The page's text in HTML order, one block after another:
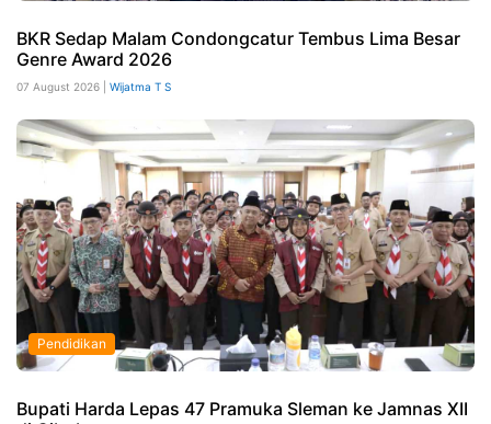
BKR Sedap Malam Condongcatur Tembus Lima Besar
Genre Award 2026
07 August 2026 | Wijatma T S
Pendidikan
Bupati Harda Lepas 47 Pramuka Sleman ke Jamnas XII